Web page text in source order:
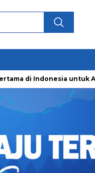
untuk Amankan